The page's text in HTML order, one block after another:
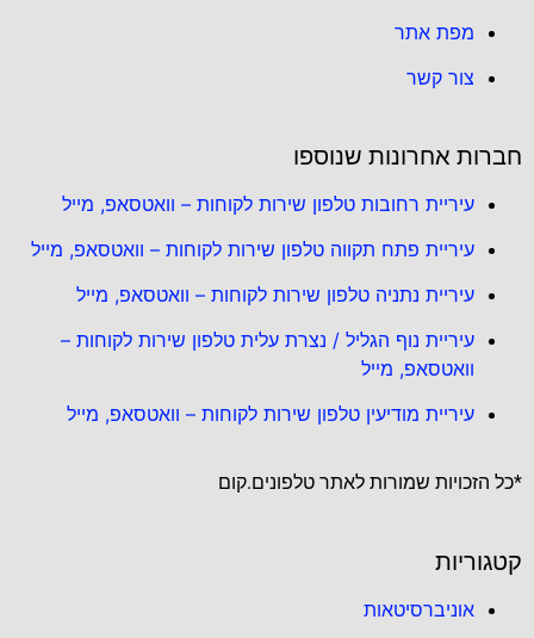
מפת אתר
צור קשר
חברות אחרונות שנוספו
עיריית רחובות טלפון שירות לקוחות – וואטסאפ, מייל
עיריית פתח תקווה טלפון שירות לקוחות – וואטסאפ, מייל
עיריית נתניה טלפון שירות לקוחות – וואטסאפ, מייל
עיריית נוף הגליל / נצרת עלית טלפון שירות לקוחות –
וואטסאפ, מייל
עיריית מודיעין טלפון שירות לקוחות – וואטסאפ, מייל
*כל הזכויות שמורות לאתר טלפונים.קום
קטגוריות
אוניברסיטאות